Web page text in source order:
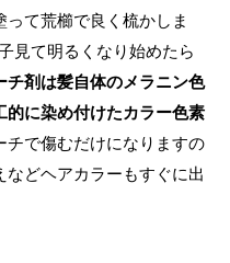
て荒櫛で良く梳かしま
見て明るくなり始めたら
チ剤は髪自体のメラニン色
に染め付けたカラー色素
チで傷むだけになりますの
どヘアカラーもすぐに出